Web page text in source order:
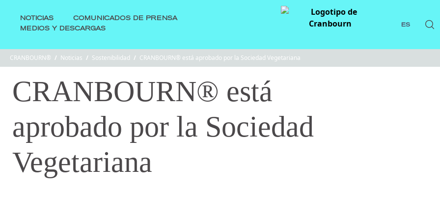
NOTICIAS COMUNICADOS DE PRENSA
MEDIOS Y DESCARGAS
ES
CRANBOURN® / Noticias / Sostenibilidad / CRANBOURN® está aprobado por la Sociedad Vegetariana
CRANBOURN® está
aprobado por la Sociedad
Vegetariana